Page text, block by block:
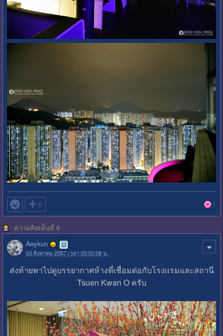
 0 1
ความคิดเห็นที่ 6
Aeykun
03 สิงหาคม 2557 เวลา 03:02:08 น.
ส่งท้ายพาไปดูบรรยากาศห้างที่เชื่อมต่อกับโรงแรมและสถานี
Tsuen Kwan O ครับ